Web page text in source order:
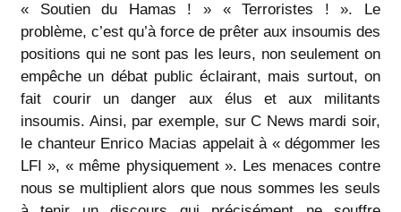
« Soutien du Hamas ! » « Terroristes ! ». Le
problème, c’est qu’à force de prêter aux insoumis des
positions qui ne sont pas les leurs, non seulement on
empêche un débat public éclairant, mais surtout, on
fait courir un danger aux élus et aux militants
insoumis. Ainsi, par exemple, sur C News mardi soir,
le chanteur Enrico Macias appelait à « dégommer les
LFI », « même physiquement ». Les menaces contre
nous se multiplient alors que nous sommes les seuls